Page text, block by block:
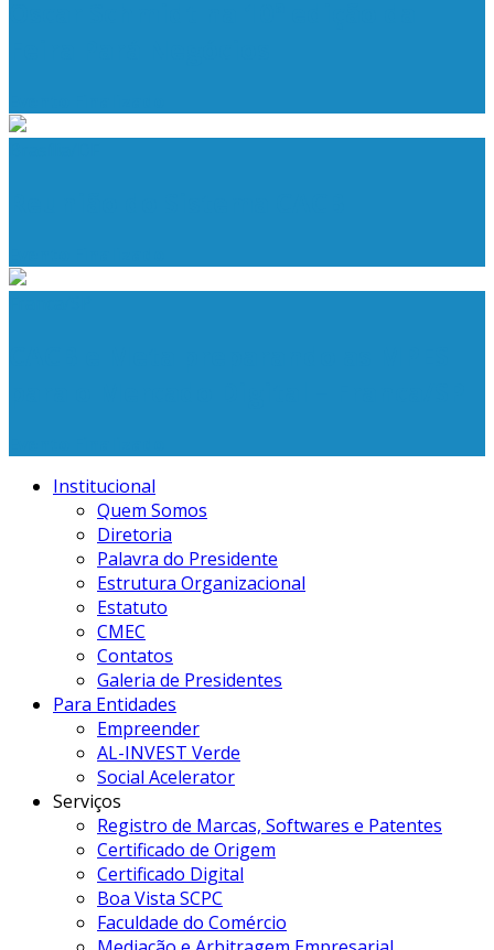
Institucional
Quem Somos
Diretoria
Palavra do Presidente
Estrutura Organizacional
Estatuto
CMEC
Contatos
Galeria de Presidentes
Para Entidades
Empreender
AL-INVEST Verde
Social Acelerator
Serviços
Registro de Marcas, Softwares e Patentes
Certificado de Origem
Certificado Digital
Boa Vista SCPC
Faculdade do Comércio